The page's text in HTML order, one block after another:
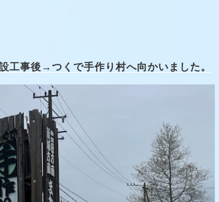
工事後→つくで手作り村へ向かいました。